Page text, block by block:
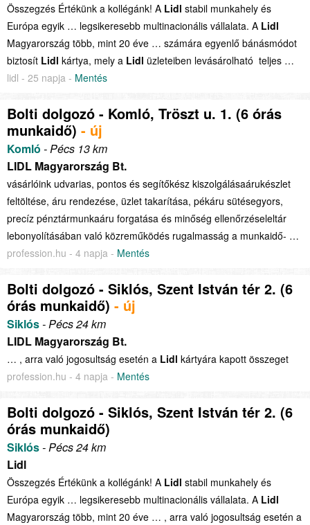
Összegzés Értékünk a kollégánk! A Lidl stabil munkahely és
Európa egyik … legsikeresebb multinacionális vállalata. A Lidl
Magyarország több, mint 20 éve … számára egyenlő bánásmódot
biztosít Lidl kártya, mely a Lidl üzleteiben levásárolható teljes …
lidl - 25 napja - Mentés
Bolti dolgozó - Komló, Tröszt u. 1. (6 órás
munkaidő) - új
Komló - Pécs 13 km
LIDL Magyarország Bt.
vásárlóink udvarias, pontos és segítőkész kiszolgálásaárukészlet
feltöltése, áru rendezése, üzlet takarítása, pékáru sütésegyors,
precíz pénztármunkaáru forgatása és minőség ellenőrzéseleltár
lebonyolításában való közreműködés rugalmasság a munkaidő- …
profession.hu - 4 napja - Mentés
Bolti dolgozó - Siklós, Szent István tér 2. (6
órás munkaidő) - új
Siklós- Pécs 24 km
LIDL Magyarország Bt.
… , arra való jogosultság esetén a Lidl kártyára kapott összeget
profession.hu - 4 napja - Mentés
Bolti dolgozó - Siklós, Szent István tér 2. (6
órás munkaidő)
Siklós- Pécs 24 km
Lidl
Összegzés Értékünk a kollégánk! A Lidl stabil munkahely és
Európa egyik … legsikeresebb multinacionális vállalata. A Lidl
Magyarország több, mint 20 éve … , arra való jogosultság esetén a